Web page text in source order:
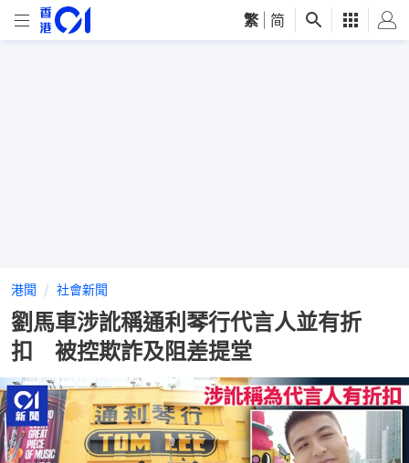
繁 简
港聞 社會新聞
劉馬車涉訛稱通利琴行代言人並有折
扣 被控欺詐及阻差提堂